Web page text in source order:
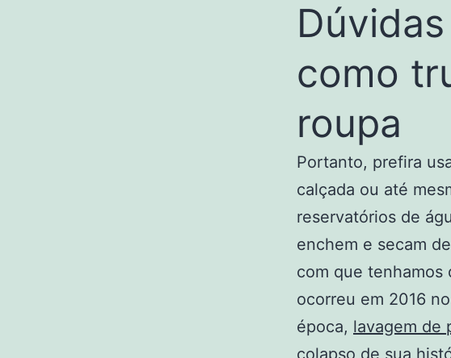
como
roupa
Portanto, prefira
calçada ou até
reservatórios de
enchem e secam
com que tenhamos
ocorreu em 2016
época, lavagem de
colapso de sua